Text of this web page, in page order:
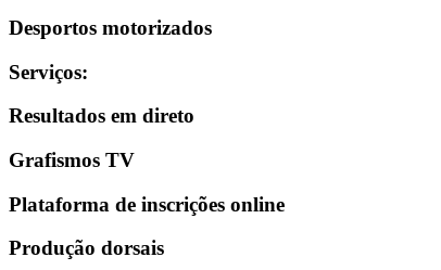
Desportos motorizados
Serviços:
Resultados em direto
Grafismos TV
Plataforma de inscrições online
Produção dorsais